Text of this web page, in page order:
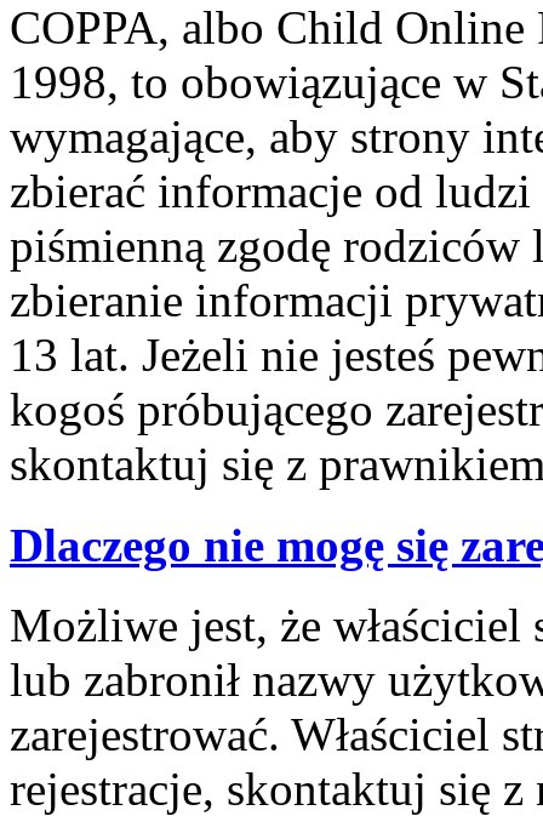
COPPA, albo Child
1998, to obowiązujące w
wymagające, aby strony
zbierać informacje od
piśmienną zgodę
zbieranie informacji
13 lat. Jeżeli nie jesteś
kogoś próbującego
skontaktuj się z
Dlaczego nie mogę się
Możliwe jest, że właściciel
lub zabronił nazwy
zarejestrować. Właściciel
rejestracje, skontaktuj się